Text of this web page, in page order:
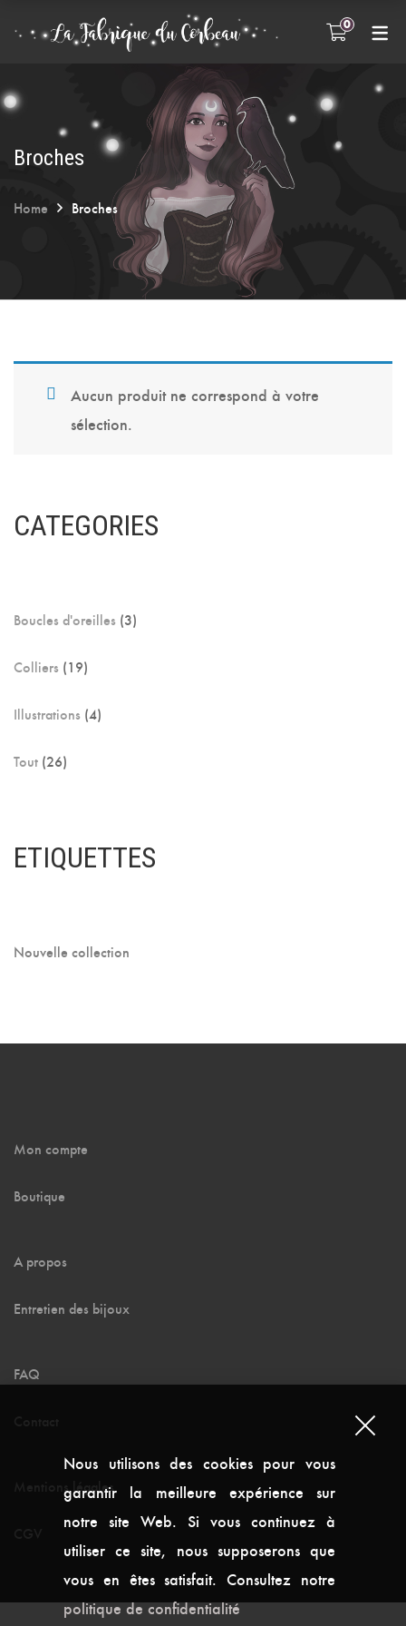
INFOS PRATIQUES
A propos
Entretien des bijoux
0
Broches
Home Broches
Aucun produit ne correspond à votre
sélection.
CATEGORIES
Boucles d'oreilles 33
Colliers 1919
Illustrations 44
Tout 2626
ETIQUETTES
Nouvelle collection
Mon compte
Boutique
A propos
Entretien des bijoux
FAQ
Mentions légales
Nous utilisons des cookies pour vous
garantir la meilleure expérience sur
notre site Web. Si vous continuez à
utiliser ce site, nous supposerons que
vous en êtes satisfait. Consultez notre
politique de confidentialité